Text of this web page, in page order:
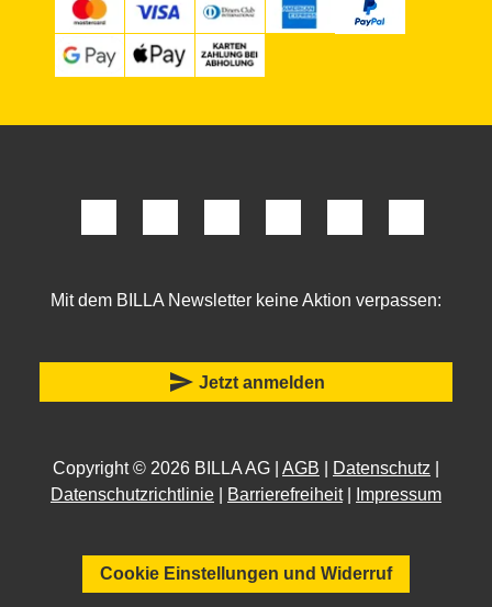
Mit dem BILLA Newsletter keine Aktion verpassen:
send Jetzt anmelden
Copyright © 2026 BILLA AG | AGB Datenschutz
Datenschutzrichtlinie
Barrierefreiheit| Impressum
Cookie Einstellungen und Widerruf